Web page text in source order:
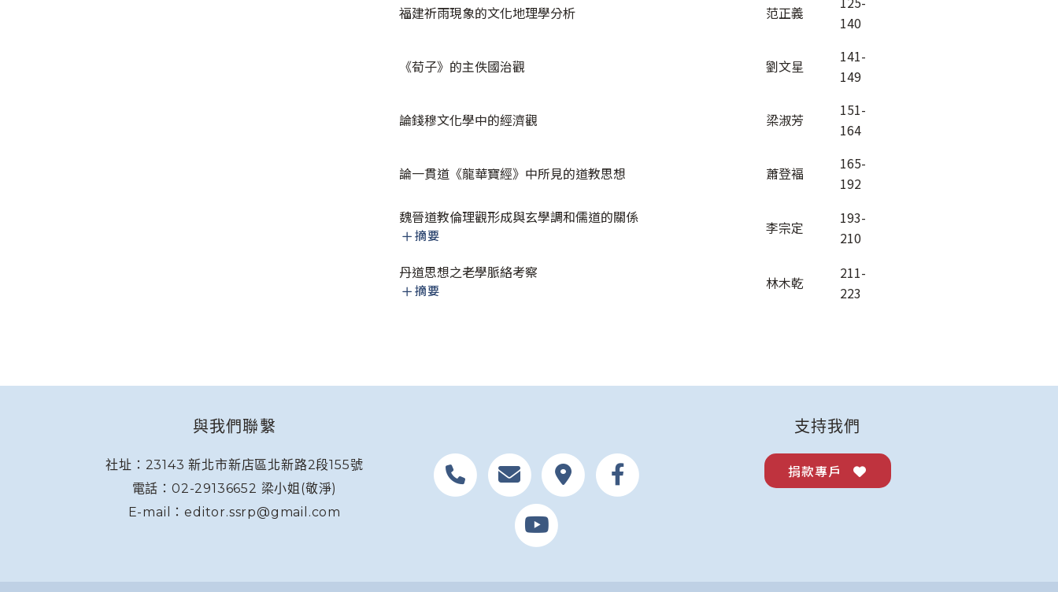
福建祈雨現象的文化地理學分析 范正義
140
《荀子》的主佚國治觀 劉文星
141-
149
論錢穆文化學中的經濟觀 梁淑芳
151-
164
論一貫道《龍華寶經》中所見的道教思想 蕭登褔
165-
192
魏晉道教倫理觀形成與玄學調和儒道的關係
摘要 李宗定
193-
210
丹道思想之老學脈絡考察
摘要 林木乾
211-
223
與我們聯繫
社址：23143 新北市新店區北新路2段155號
電話：02-29136652 梁小姐(敬淨)
E-mail：editor.ssrp@gmail.com
支持我們
捐款專戶